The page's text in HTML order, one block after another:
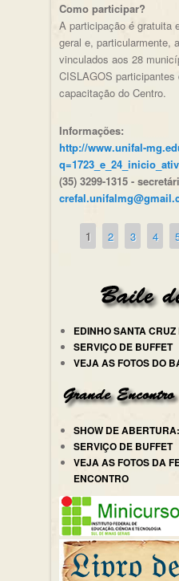
Como participar?
A participação é gratuita
geral e, particularmente,
vinculados aos 28
CISLAGOS
capacitação do Centro.
Informações:
http://www.unifal-
(35) 3299-1315 -
Páginas
1 2 3 4
EDINHO SANTA
SERVIÇO DE BUFFET
VEJA AS FOTOS DO
SHOW DE
SERVIÇO DE BUFFET
VEJA AS FOTOS DA
ENCONTRO